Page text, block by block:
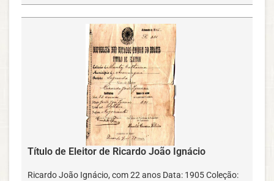
Título de Eleitor de Ricardo João Ignácio
Ricardo João Ignácio, com 22 anos Data: 1905 Coleção: